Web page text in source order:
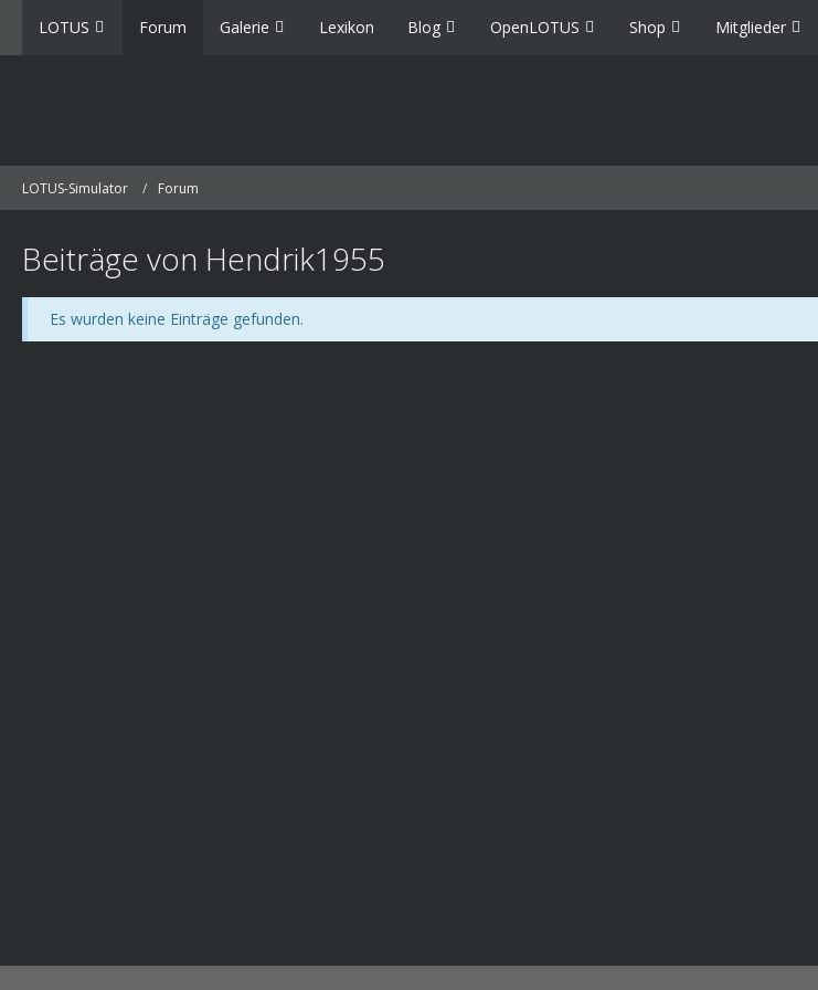
LOTUS Forum Galerie Lexikon Blog OpenLOTUS Shop Mitglieder
LOTUS-Simulator Forum
Beiträge von Hendrik1955
Es wurden keine Einträge gefunden.